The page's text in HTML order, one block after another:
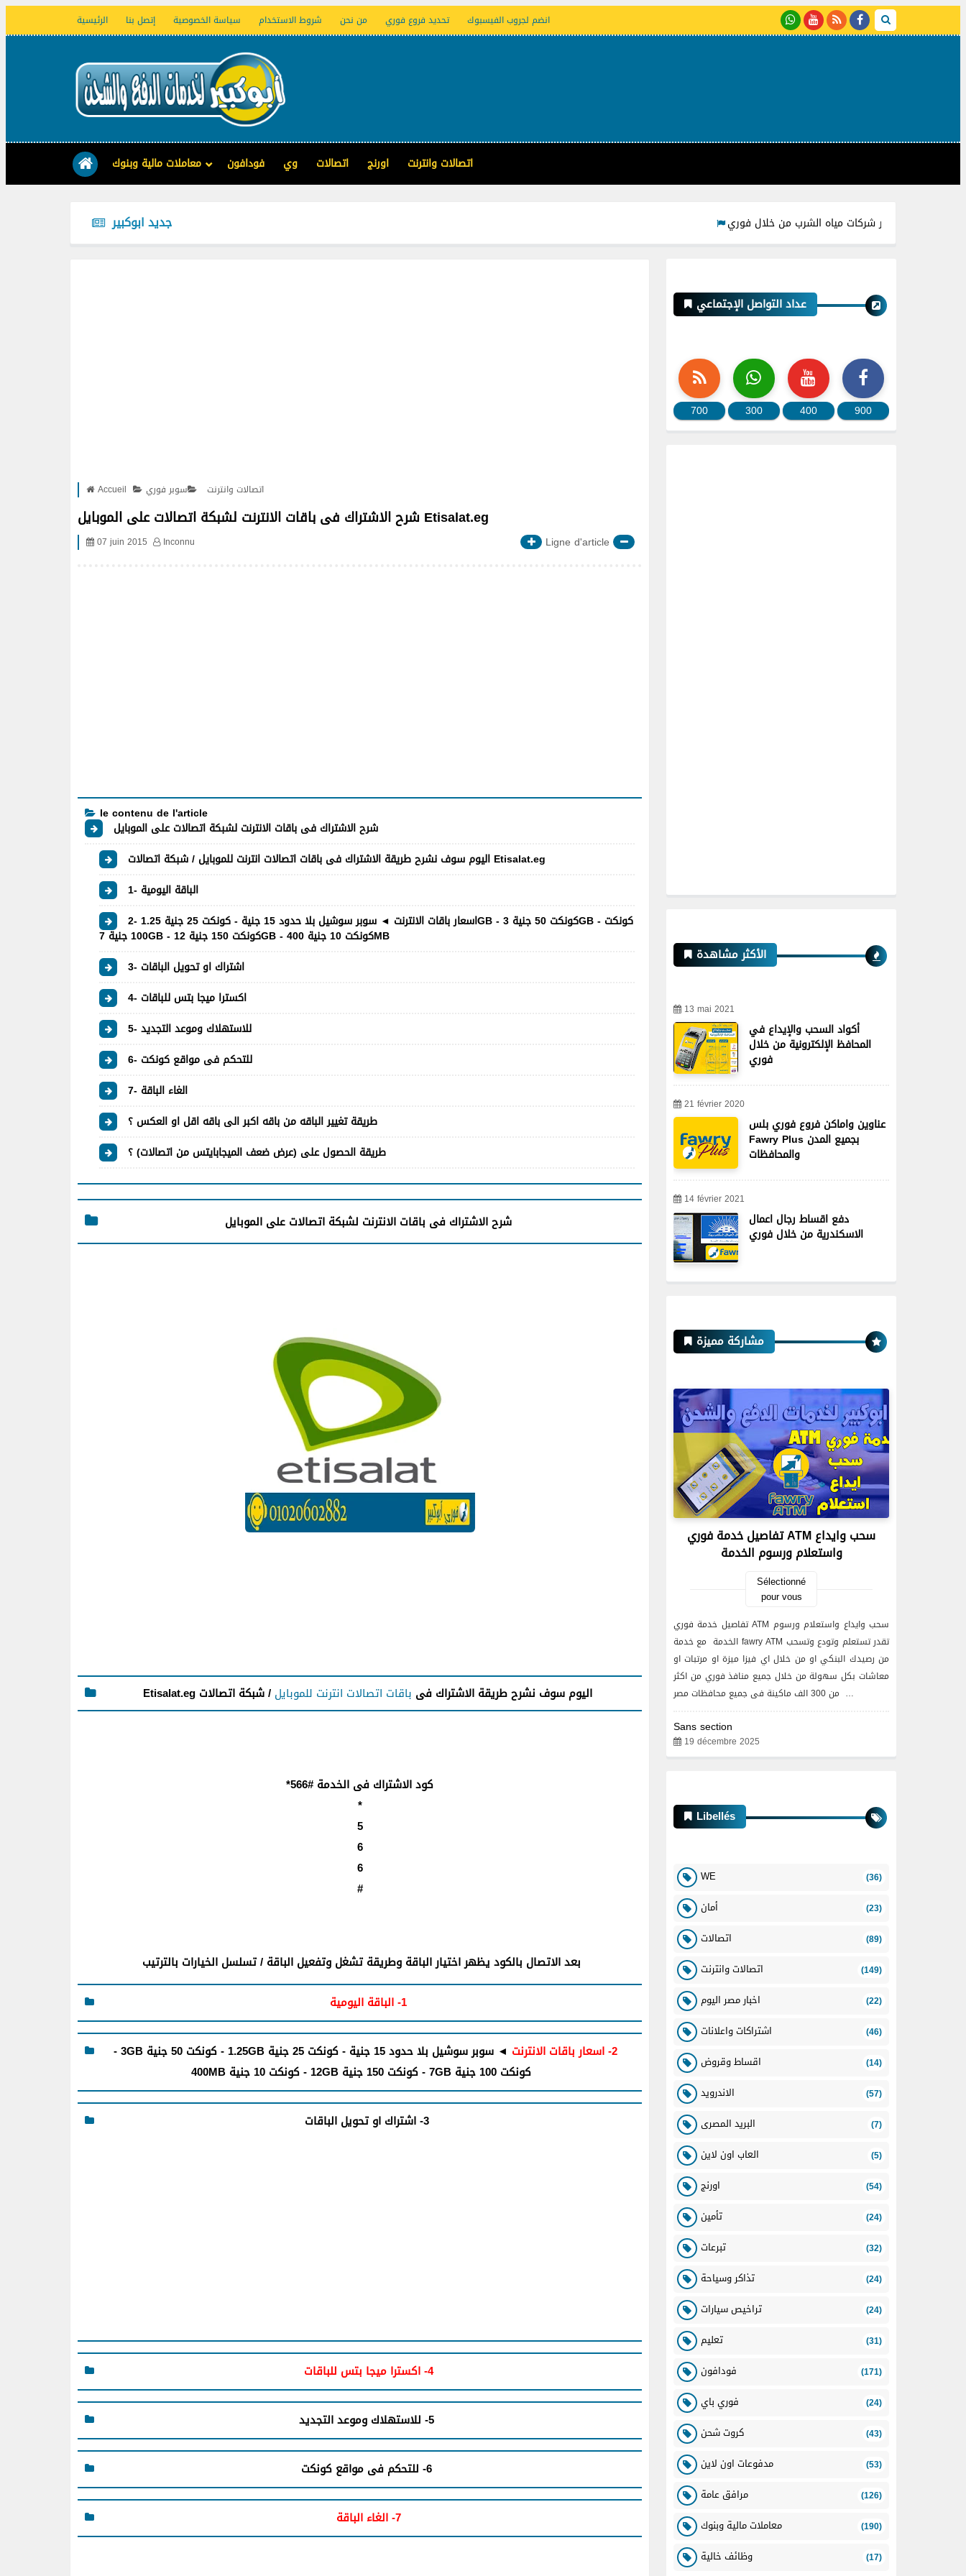
الرئيسية إتصل بنا سياسة الخصوصية شروط الاستخدام من نحن تحديد فروع فوري انضم لجروب الفيسبوك
معاملات مالية وبنوك فودافون وي اتصالات اورنج اتصالات وانترنت
جديد ابوكبير جميع أكواد شحن ودفع فواتير شركات مياه الشرب من خلال فوري
Accueil اتصالات وانترنت سوبر فوري
07 juin 2015 Inconnu Ligne d'article
le contenu de l'article
شرح الاشتراك فى باقات الانترنت لشبكة اتصالات على الموبايل
2- اسعار باقات الانترنت ◄ سوبر سوشيل بلا حدود 15 جنية - كونكت 25 جنية 1.25GB - كونكت 50 جنية 3GB - كونكت
100 جنية 7GB - كونكت 150 جنية 12GB - كونكت 10 جنية 400MB
3- اشتراك او تحويل الباقات
5- للاستهلاك وموعد التجديد
6- للتحكم فى مواقع كونكت
طريقة تغيير الباقه من باقه اكبر الى باقه اقل او العكس ؟
طريقة الحصول على (عرض ضعف الميجابايتس من اتصالات) ؟
شرح الاشتراك فى باقات الانترنت لشبكة اتصالات على الموبايل
اليوم سوف نشرح طريقة الاشتراك فى باقات اتصالات انترنت للموبايل / شبكة اتصالات Etisalat.eg‬‏
كود الاشتراك فى الخدمة #566*
*
5
6
6
#
بعد الاتصال بالكود يظهر اختيار الباقة وطريقة تشغل وتفعيل الباقة / تسلسل الخيارات بالترتيب
1- الباقة اليومية
2- اسعار باقات الانترنت
◄ سوبر سوشيل بلا حدود 15 جنية - كونكت 25 جنية 1.25GB - كونكت 50 جنية 3GB -
كونكت 100 جنية 7GB - كونكت 150 جنية 12GB - كونكت 10 جنية 400MB
3- اشتراك او تحويل الباقات
4- اكسترا ميجا بتس للباقات
5- للاستهلاك وموعد التجديد
6- للتحكم فى مواقع كونكت
7- الغاء الباقة
عداد التواصل الإجتماعي
700 300 400 900
الأكثر مشاهدة
13 mai 2021
أكواد السحب والإيداع في
المحافظ الإلكترونية من خلال
فوري
21 février 2020
عناوين واماكن فروع فوري بلس
Fawry Plus بجميع المدن
والمحافظات
14 février 2021
دفع اقساط رجال اعمال
الاسكندرية من خلال فوري
مشاركة مميزة
تفاصيل خدمة فوري ATM سحب وايداع
واستعلام ورسوم الخدمة
Sélectionné
pour vous
تفاصيل خدمة فوري ATM سحب وايداع واستعلام ورسوم
الخدمة مع خدمة fawry ATM تقدر تستعلم وتودع وتسحب
من رصيدك البنكي او من خلال اي فيزا ميزة او مرتبات او
معاشات بكل سهولة من خلال جميع منافذ فوري من اكثر
من 300 الف ماكينة فى جميع محافظات مصر …
Sans section
19 décembre 2025
Libellés
WE (36)
أمان (23)
اتصالات (89)
اتصالات وانترنت (149)
اخبار مصر اليوم (22)
اشتراكات واعلانات (46)
اقساط وقروض (14)
الاندرويد (57)
البريد المصرى (7)
العاب اون لاين (5)
اورنج (54)
تأمين (24)
تبرعات (32)
تذاكر وسياحة (24)
تراخيص سيارات (24)
تعليم (31)
فودافون (171)
فوري باي (24)
كروت شحن (43)
مدفوعات اون لاين (53)
مرافق عامة (126)
معاملات مالية وبنوك (190)
وظائف خالية (17)